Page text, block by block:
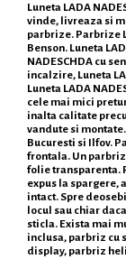
Luneta LADA
vinde, livreaza si
parbrize. Parbrize
Benson. Luneta
NADESCHDA cu
incalzire, Luneta
Luneta LADA
cele mai mici
inalta calitate
vandute si
Bucuresti si Ilfov.
frontala. Un
folie transparenta.
expus la spargere,
intact. Spre
locul sau chiar
sticla. Exista mai
inclusa, parbriz cu
display, parbriz